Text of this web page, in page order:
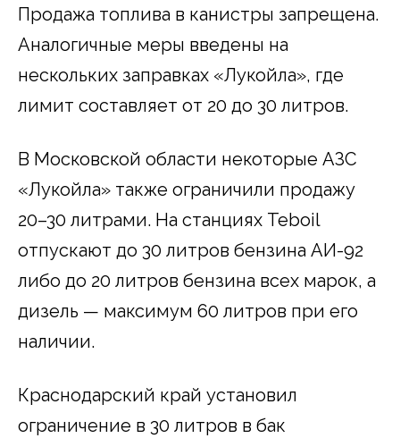
Продажа топлива в канистры запрещена.
Аналогичные меры введены на
нескольких заправках «Лукойла», где
лимит составляет от 20 до 30 литров.
В Московской области некоторые АЗС
«Лукойла» также ограничили продажу
20–30 литрами. На станциях Teboil
отпускают до 30 литров бензина АИ-92
либо до 20 литров бензина всех марок, а
дизель — максимум 60 литров при его
наличии.
Краснодарский край установил
ограничение в 30 литров в бак